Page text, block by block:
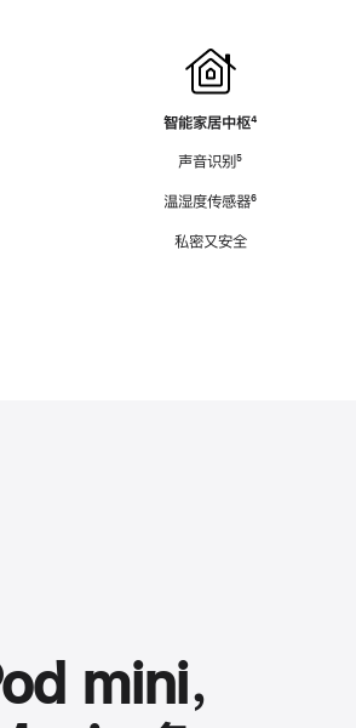
智能家居中枢脚
⁴
声音识别脚
⁵
温湿度传感器脚
⁶
私密又安全
mini，